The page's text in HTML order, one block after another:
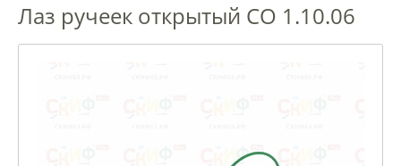
Лаз ручеек открытый ​​​​​​​СО 1.10.06